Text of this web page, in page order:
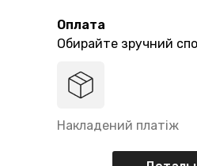
Оплата
Обирайте зручний
Накладений платіж